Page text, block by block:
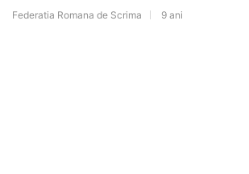
Federatia Romana de Scrima 9 ani